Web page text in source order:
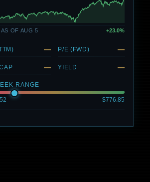
AS OF AUG 5 +23.0%
— P/E (FWD) —
— YIELD —
RANGE
$776.85